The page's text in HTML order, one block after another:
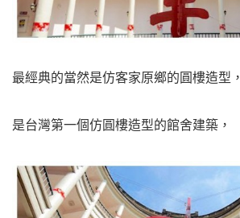
最經典的當然是仿客家原鄉的圓樓造型，
是台灣第一個仿圓樓造型的館舍建築，